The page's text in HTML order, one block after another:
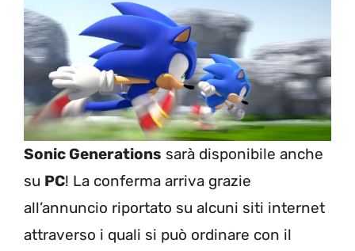
Sonic Generations sarà disponibile anche
su PC! La conferma arriva grazie
all’annuncio riportato su alcuni siti internet
attraverso i quali si può ordinare con il